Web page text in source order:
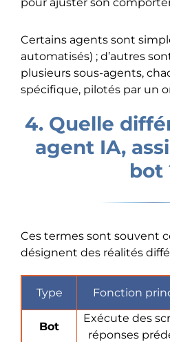
Certains agents sont
automatisés) ; d’autres
plusieurs sous-agents,
spécifique, pilotés par un
4. Quelle
agent IA,
bot
Ces termes sont souvent
désignent des réalités
Type Fonction
Bot
Exécute des
réponses